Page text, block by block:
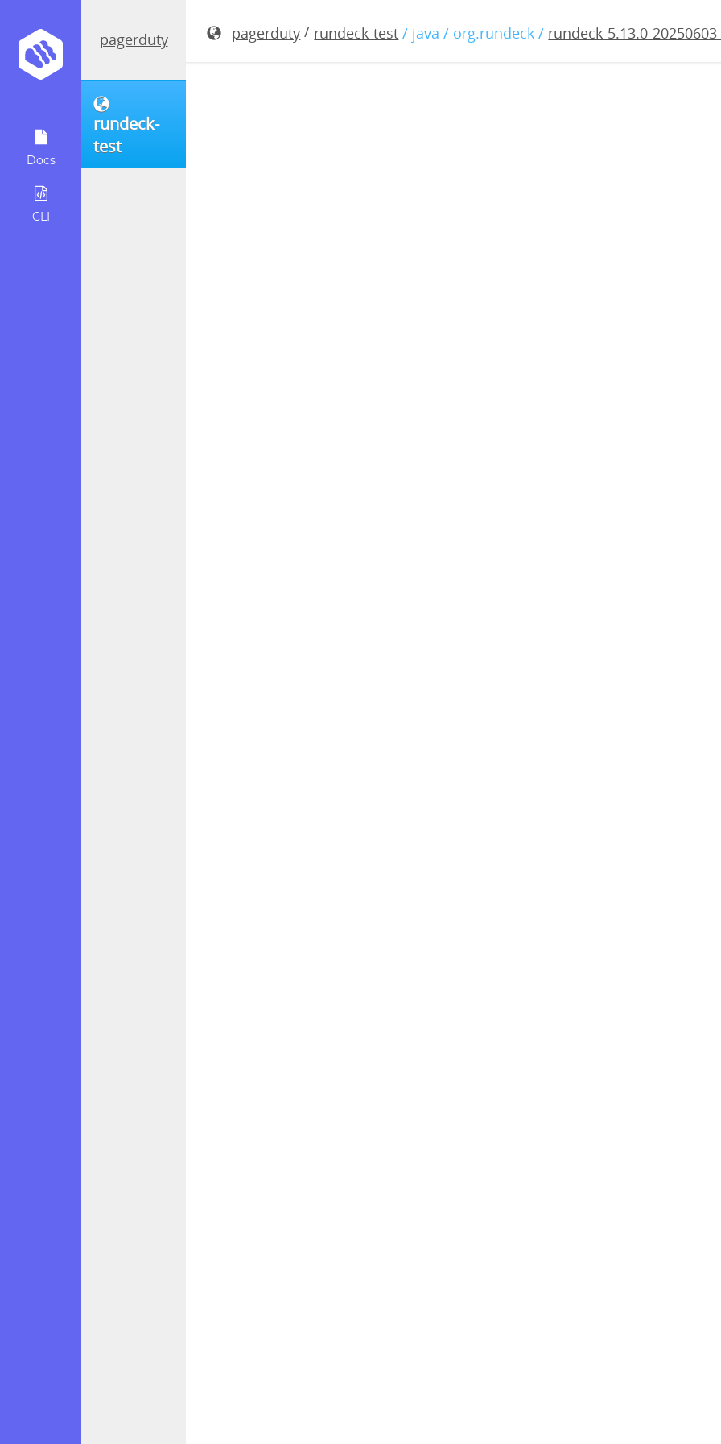
Docs
CLI
pagerduty
rundeck-
test
pagerduty / rundeck-test / java / org.rundeck / rundeck-5.13.0-
rundeck-5.13.0-20250603-rc1.war